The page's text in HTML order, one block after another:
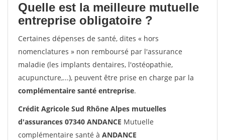
Quelle est la meilleure mutuelle
entreprise obligatoire ?
Certaines dépenses de santé, dites « hors
nomenclatures » non remboursé par l'assurance
maladie (les implants dentaires, l'ostéopathie,
acupuncture,...), peuvent être prise en charge par la
complémentaire santé entreprise.
Crédit Agricole Sud Rhône Alpes mutuelles
d'assurances 07340 ANDANCE Mutuelle
complémentaire santé à ANDANCE